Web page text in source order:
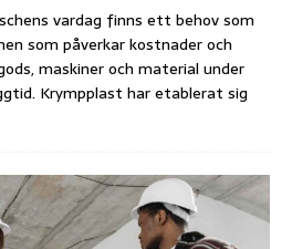
vardag finns ett behov som
som påverkar kostnader och
maskiner och material under
Krympplast har etablerat sig